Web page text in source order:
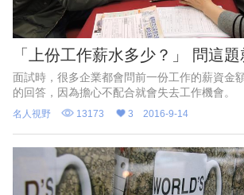
「上份工作薪水多少？」 問這
面試時，很多企業都會問前一份工作的薪資金
的回答，因為擔心不配合就會失去工作機會。
名人視野 13173 3 2016-9-14